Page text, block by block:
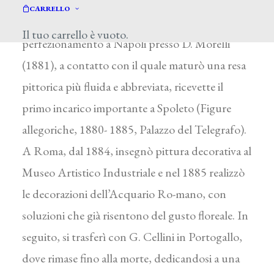
CARRELLO
Il tuo carrello è vuoto.
perfezionamento a Napoli presso D. Morelli
(1881), a contatto con il quale maturò una resa
pittorica più fluida e abbreviata, ricevette il
primo incarico importante a Spoleto (Figure
allegoriche, 1880- 1885, Palazzo del Telegrafo).
A Roma, dal 1884, insegnò pittura decorativa al
Museo Artistico Industriale e nel 1885 realizzò
le decorazioni dell’Acquario Ro-mano, con
soluzioni che già risentono del gusto floreale. In
seguito, si trasferì con G. Cellini in Portogallo,
dove rimase fino alla morte, dedicandosi a una